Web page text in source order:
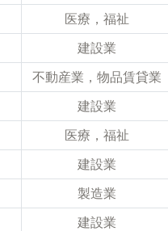
医療，福祉
建設業
不動産業，物品賃貸業
建設業
医療，福祉
建設業
製造業
建設業